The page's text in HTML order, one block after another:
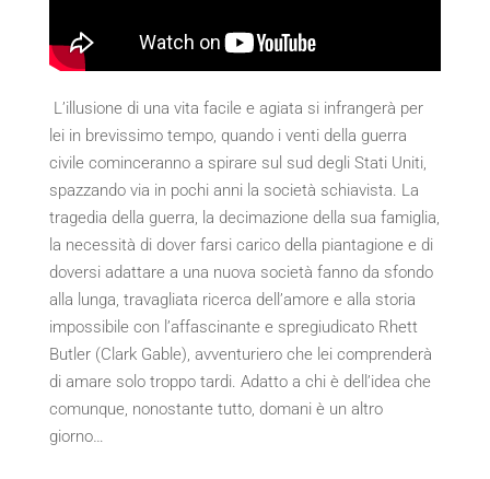
L’illusione di una vita facile e agiata si infrangerà per
lei in brevissimo tempo, quando i venti della guerra
civile cominceranno a spirare sul sud degli Stati Uniti,
spazzando via in pochi anni la società schiavista. La
tragedia della guerra, la decimazione della sua famiglia,
la necessità di dover farsi carico della piantagione e di
doversi adattare a una nuova società fanno da sfondo
alla lunga, travagliata ricerca dell’amore e alla storia
impossibile con l’affascinante e spregiudicato Rhett
Butler (Clark Gable), avventuriero che lei comprenderà
di amare solo troppo tardi. Adatto a chi è dell’idea che
comunque, nonostante tutto, domani è un altro
giorno…